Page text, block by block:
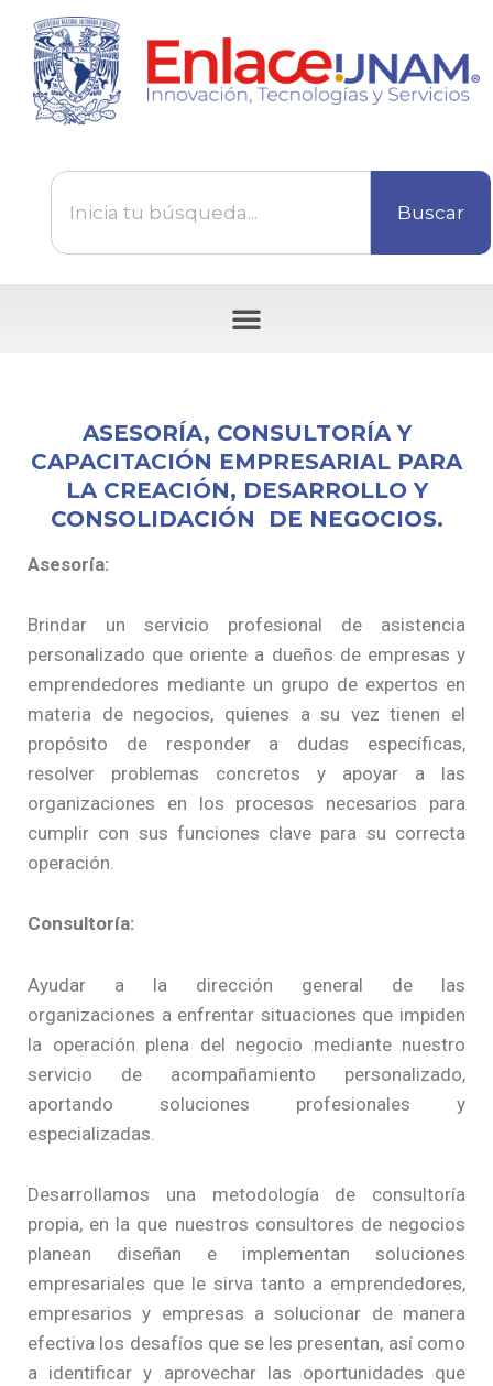
Buscar
ASESORÍA, CONSULTORÍA Y
CAPACITACIÓN EMPRESARIAL PARA
LA CREACIÓN, DESARROLLO Y
CONSOLIDACIÓN DE NEGOCIOS.
Asesoría:
Brindar un servicio profesional de asistencia
personalizado que oriente a dueños de empresas y
emprendedores mediante un grupo de expertos en
materia de negocios, quienes a su vez tienen el
propósito de responder a dudas específicas,
resolver problemas concretos y apoyar a las
organizaciones en los procesos necesarios para
cumplir con sus funciones clave para su correcta
operación.
Consultoría:
Ayudar a la dirección general de las
organizaciones a enfrentar situaciones que impiden
la operación plena del negocio mediante nuestro
servicio de acompañamiento personalizado,
aportando soluciones profesionales y
especializadas.
Desarrollamos una metodología de consultoría
propia, en la que nuestros consultores de negocios
planean diseñan e implementan soluciones
empresariales que le sirva tanto a emprendedores,
empresarios y empresas a solucionar de manera
efectiva los desafíos que se les presentan, así como
a identificar y aprovechar las oportunidades que